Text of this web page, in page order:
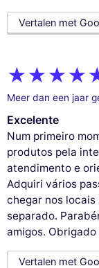
Vertalen met
Meer dan een jaar
Excelente
Num primeiro
produtos pela
atendimento e
Adquiri vários
chegar nos
separado.
amigos. Obrigado
Vertalen met